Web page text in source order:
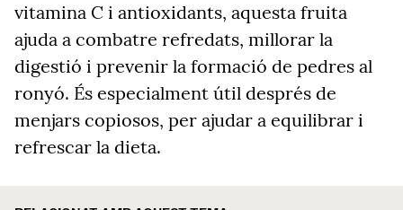
vitamina C i antioxidants, aquesta fruita
ajuda a combatre refredats, millorar la
digestió i prevenir la formació de pedres al
ronyó. És especialment útil després de
menjars copiosos, per ajudar a equilibrar i
refrescar la dieta.